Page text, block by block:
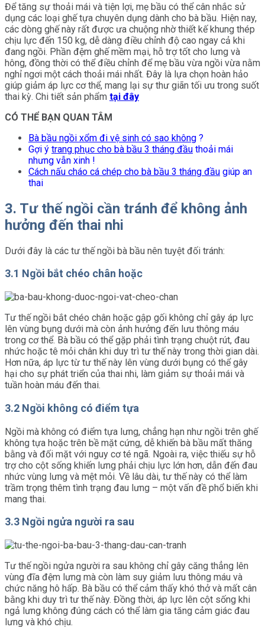
Để tăng sự thoải mái và tiện lợi, mẹ bầu có thể cân nhắc sử
dụng các loại ghế tựa chuyên dụng dành cho bà bầu. Hiện nay,
các dòng ghế này rất được ưa chuộng nhờ thiết kế khung thép
chịu lực đến 150 kg, dễ dàng điều chỉnh độ cao ngay cả khi
đang ngồi. Phần đệm ghế mềm mại, hỗ trợ tốt cho lưng và
hông, đồng thời có thể điều chỉnh để mẹ bầu vừa ngồi vừa nằm
nghỉ ngơi một cách thoải mái nhất. Đây là lựa chọn hoàn hảo
giúp giảm áp lực cơ thể, mang lại sự thư giãn tối ưu trong suốt
thai kỳ. Chi tiết sản phẩm tại đây
CÓ THỂ BẠN QUAN TÂM
Bà bầu ngồi xổm đi vệ sinh có sao không ?
Gợi ý trang phục cho bà bầu 3 tháng đầu thoải mái
nhưng vẫn xinh !
Cách nấu cháo cá chép cho bà bầu 3 tháng đầu giúp an
thai
3. Tư thế ngồi cần tránh để không ảnh
hưởng đến thai nhi
Dưới đây là các tư thế ngồi bà bầu nên tuyệt đối tránh:
3.1 Ngồi bắt chéo chân hoặc
Tư thế ngồi bắt chéo chân hoặc gập gối không chỉ gây áp lực
lên vùng bụng dưới mà còn ảnh hưởng đến lưu thông máu
trong cơ thể. Bà bầu có thể gặp phải tình trạng chuột rút, đau
nhức hoặc tê mỏi chân khi duy trì tư thế này trong thời gian dài.
Hơn nữa, áp lực từ tư thế này lên vùng dưới bụng có thể gây
hại cho sự phát triển của thai nhi, làm giảm sự thoải mái và
tuần hoàn máu đến thai.
3.2 Ngồi không có điểm tựa
Ngồi mà không có điểm tựa lưng, chẳng hạn như ngồi trên ghế
không tựa hoặc trên bề mặt cứng, dễ khiến bà bầu mất thăng
bằng và đối mặt với nguy cơ té ngã. Ngoài ra, việc thiếu sự hỗ
trợ cho cột sống khiến lưng phải chịu lực lớn hơn, dẫn đến đau
nhức vùng lưng và mệt mỏi. Về lâu dài, tư thế này có thể làm
trầm trọng thêm tình trạng đau lưng – một vấn đề phổ biến khi
mang thai.
3.3 Ngồi ngửa người ra sau
Tư thế ngồi ngửa người ra sau không chỉ gây căng thẳng lên
vùng đĩa đệm lưng mà còn làm suy giảm lưu thông máu và
chức năng hô hấp. Bà bầu có thể cảm thấy khó thở và mất cân
bằng khi duy trì tư thế này. Đồng thời, áp lực lên cột sống khi
ngả lưng không đúng cách có thể làm gia tăng cảm giác đau
lưng và khó chịu.